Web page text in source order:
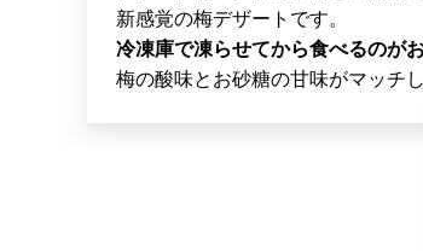
新感覚の梅デザートです。
冷凍庫で凍らせてから食べるのが
梅の酸味とお砂糖の甘味がマッチ